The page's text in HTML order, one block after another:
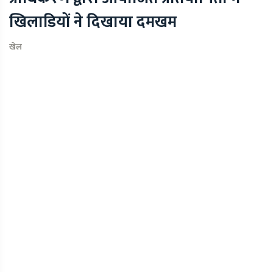
खिलाडियों ने दिखाया दमखम
खेल